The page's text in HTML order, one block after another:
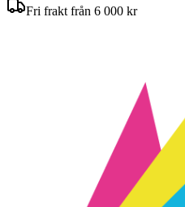
Fri frakt från 6 000 kr